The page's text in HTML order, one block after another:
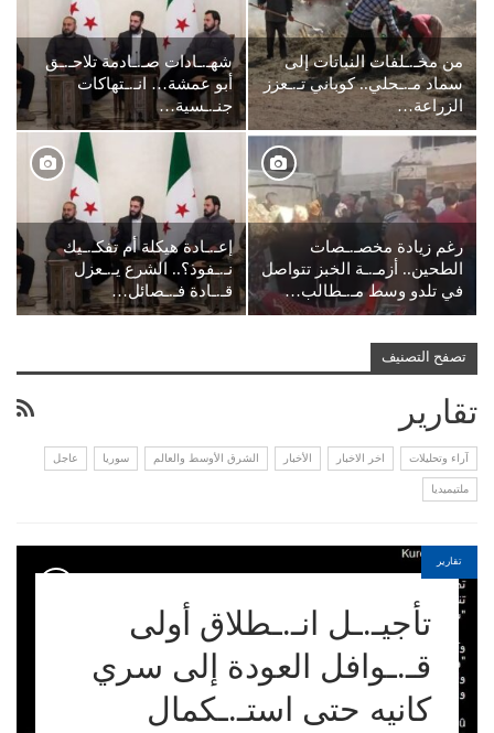
من مخـ.ـلفات النباتات إلى
سماد مـ.ـحلي.. كوباني تـ.ـعزز
الزراعة…
شهـ.ـادات صـ.ـادمة تلاحـ.ـق
أبو عمشة… انـ.ـتهاكات
جنـ.ـسية…
رغم زيادة مخصـ.ـصات
الطحين.. أزمـ.ـة الخبز تتواصل
في تلدو وسط مـ.ـطالب…
إعـ.ـادة هيكلة أم تفكـ.ـيك
نـ.ـفوذ؟.. الشرع يـ.ـعزل
قـ.ـادة فـ.ـصائل…
تصفح التصنيف
تقارير
آراء وتحليلات اخر الاخبار الأخبار الشرق الأوسط والعالم سوريا عاجل
ملتيميديا
تقارير
تأجيـ.ـل انـ.ـطلاق أولى
قـ.ـوافل العودة إلى سري
كانيه حتى استـ.ـكمال